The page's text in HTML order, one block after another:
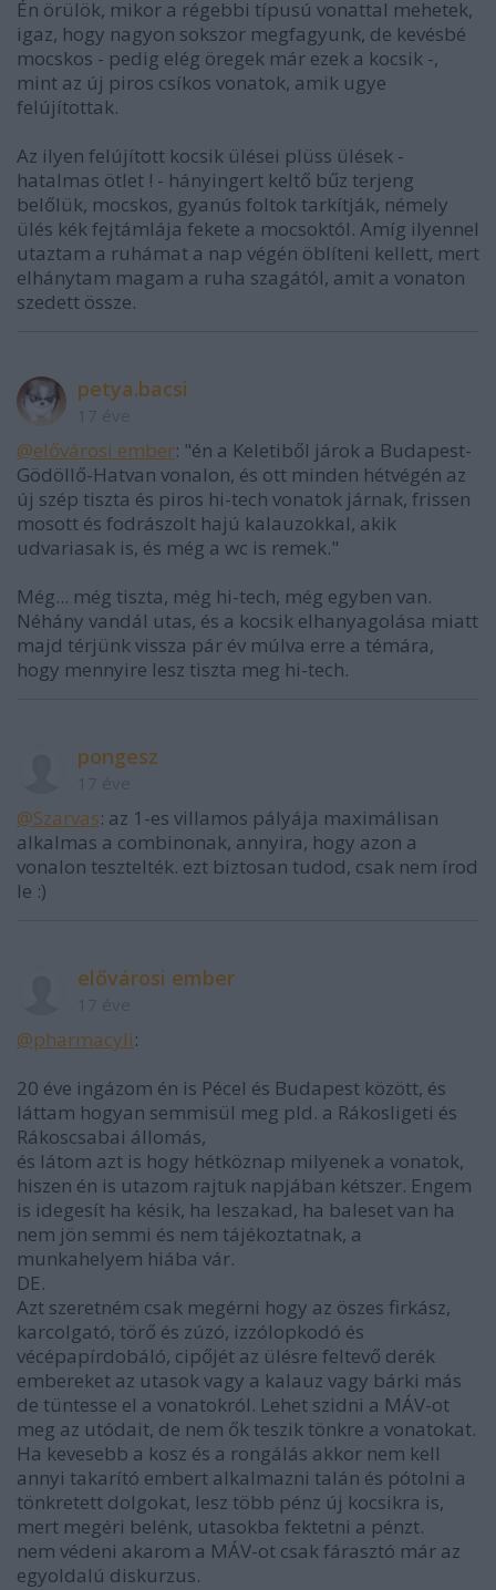
Én örülök, mikor a régebbi típusú vonattal mehetek,
igaz, hogy nagyon sokszor megfagyunk, de kevésbé
mocskos - pedig elég öregek már ezek a kocsik -,
mint az új piros csíkos vonatok, amik ugye
felújítottak.
Az ilyen felújított kocsik ülései plüss ülések -
hatalmas ötlet ! - hányingert keltő bűz terjeng
belőlük, mocskos, gyanús foltok tarkítják, némely
ülés kék fejtámlája fekete a mocsoktól. Amíg ilyennel
utaztam a ruhámat a nap végén öblíteni kellett, mert
elhánytam magam a ruha szagától, amit a vonaton
szedett össze.
petya.bacsi
@elővárosi ember: "én a Keletiből járok a Budapest-
Gödöllő-Hatvan vonalon, és ott minden hétvégén az
új szép tiszta és piros hi-tech vonatok járnak, frissen
mosott és fodrászolt hajú kalauzokkal, akik
udvariasak is, és még a wc is remek."
Még... még tiszta, még hi-tech, még egyben van.
Néhány vandál utas, és a kocsik elhanyagolása miatt
majd térjünk vissza pár év múlva erre a témára,
hogy mennyire lesz tiszta meg hi-tech.
pongesz
@Szarvas: az 1-es villamos pályája maximálisan
alkalmas a combinonak, annyira, hogy azon a
vonalon tesztelték. ezt biztosan tudod, csak nem írod
le :)
elővárosi ember
@pharmacyli:
20 éve ingázom én is Pécel és Budapest között, és
láttam hogyan semmisül meg pld. a Rákosligeti és
Rákoscsabai állomás,
és látom azt is hogy hétköznap milyenek a vonatok,
hiszen én is utazom rajtuk napjában kétszer. Engem
is idegesít ha késik, ha leszakad, ha baleset van ha
nem jön semmi és nem tájékoztatnak, a
munkahelyem hiába vár.
DE.
Azt szeretném csak megérni hogy az öszes firkász,
karcolgató, törő és zúzó, izzólopkodó és
vécépapírdobáló, cipőjét az ülésre feltevő derék
embereket az utasok vagy a kalauz vagy bárki más
de tüntesse el a vonatokról. Lehet szidni a MÁV-ot
meg az utódait, de nem ők teszik tönkre a vonatokat.
Ha kevesebb a kosz és a rongálás akkor nem kell
annyi takarító embert alkalmazni talán és pótolni a
tönkretett dolgokat, lesz több pénz új kocsikra is,
mert megéri belénk, utasokba fektetni a pénzt.
nem védeni akarom a MÁV-ot csak fárasztó már az
egyoldalú diskurzus.